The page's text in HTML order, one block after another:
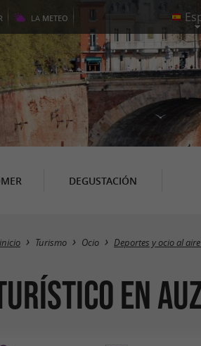
LA METEO
DEGUSTACIÓN
inicio Turismo Ocio Deportes y ocio al
en